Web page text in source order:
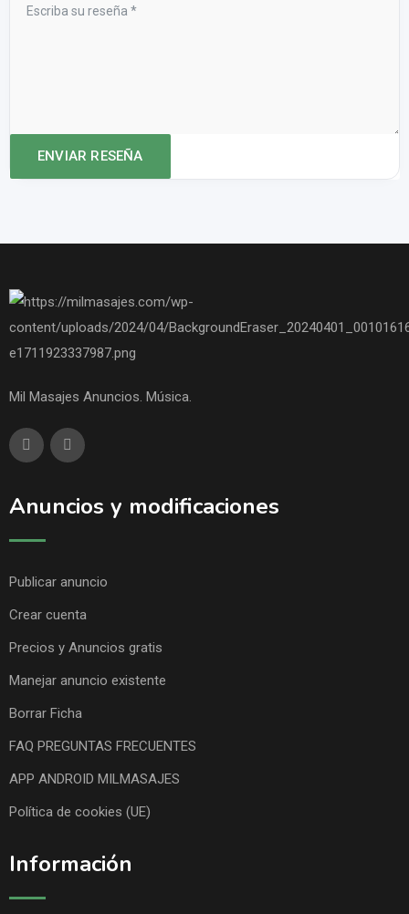
Mil Masajes Anuncios. Música.
Anuncios y modificaciones
Publicar anuncio
Crear cuenta
Precios y Anuncios gratis
Manejar anuncio existente
Borrar Ficha
FAQ PREGUNTAS FRECUENTES
APP ANDROID MILMASAJES
Política de cookies (UE)
Información